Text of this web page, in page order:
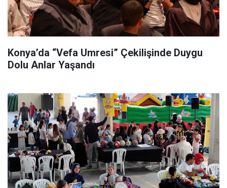
Konya’da “Vefa Umresi” Çekilişinde Duygu
Dolu Anlar Yaşandı